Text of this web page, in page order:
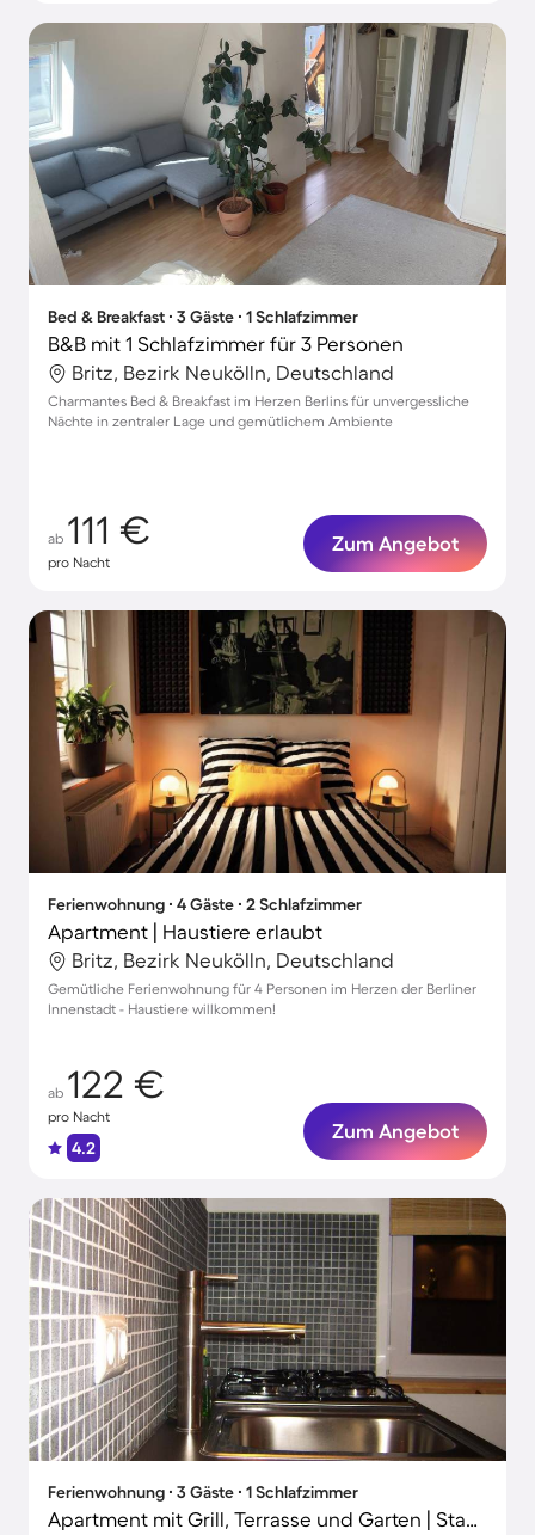
Bed & Breakfast ∙ 3 Gäste ∙ 1 Schlafzimmer
B&B mit 1 Schlafzimmer für 3 Personen
Britz, Bezirk Neukölln, Deutschland
Charmantes Bed & Breakfast im Herzen Berlins für unvergessliche
Nächte in zentraler Lage und gemütlichem Ambiente
ab 111 €
pro Nacht
Zum Angebot
Ferienwohnung ∙ 4 Gäste ∙ 2 Schlafzimmer
Apartment | Haustiere erlaubt
Britz, Bezirk Neukölln, Deutschland
Gemütliche Ferienwohnung für 4 Personen im Herzen der Berliner
Innenstadt - Haustiere willkommen!
ab 122 €
pro Nacht
4.2
Zum Angebot
Ferienwohnung ∙ 3 Gäste ∙ 1 Schlafzimmer
Apartment mit Grill, Terrasse und Garten | Stadtblick